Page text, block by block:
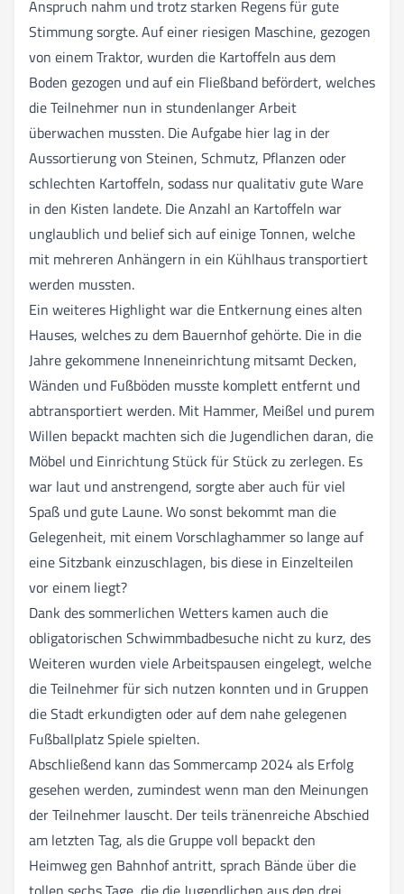
Anspruch nahm und trotz starken Regens für gute
Stimmung sorgte. Auf einer riesigen Maschine, gezogen
von einem Traktor, wurden die Kartoffeln aus dem
Boden gezogen und auf ein Fließband befördert, welches
die Teilnehmer nun in stundenlanger Arbeit
überwachen mussten. Die Aufgabe hier lag in der
Aussortierung von Steinen, Schmutz, Pflanzen oder
schlechten Kartoffeln, sodass nur qualitativ gute Ware
in den Kisten landete. Die Anzahl an Kartoffeln war
unglaublich und belief sich auf einige Tonnen, welche
mit mehreren Anhängern in ein Kühlhaus transportiert
werden mussten.
Ein weiteres Highlight war die Entkernung eines alten
Hauses, welches zu dem Bauernhof gehörte. Die in die
Jahre gekommene Inneneinrichtung mitsamt Decken,
Wänden und Fußböden musste komplett entfernt und
abtransportiert werden. Mit Hammer, Meißel und purem
Willen bepackt machten sich die Jugendlichen daran, die
Möbel und Einrichtung Stück für Stück zu zerlegen. Es
war laut und anstrengend, sorgte aber auch für viel
Spaß und gute Laune. Wo sonst bekommt man die
Gelegenheit, mit einem Vorschlaghammer so lange auf
eine Sitzbank einzuschlagen, bis diese in Einzelteilen
vor einem liegt?
Dank des sommerlichen Wetters kamen auch die
obligatorischen Schwimmbadbesuche nicht zu kurz, des
Weiteren wurden viele Arbeitspausen eingelegt, welche
die Teilnehmer für sich nutzen konnten und in Gruppen
die Stadt erkundigten oder auf dem nahe gelegenen
Fußballplatz Spiele spielten.
Abschließend kann das Sommercamp 2024 als Erfolg
gesehen werden, zumindest wenn man den Meinungen
der Teilnehmer lauscht. Der teils tränenreiche Abschied
am letzten Tag, als die Gruppe voll bepackt den
Heimweg gen Bahnhof antritt, sprach Bände über die